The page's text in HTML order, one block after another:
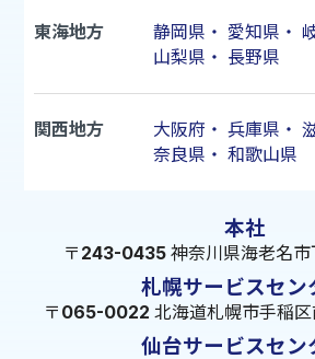
東海地方 静岡県 ・ 愛知県 ・
山梨県 ・ 長野県
関西地方 大阪府 ・ 兵庫県 ・
奈良県 ・ 和歌山県
本社
〒243-0435 神奈川県海老名
札幌サービスセン
〒065-0022 北海道札幌市手稲
仙台サービスセン